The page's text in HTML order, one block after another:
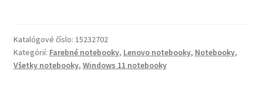
T14
Gen
1
Katalógové číslo: 15232702
Kategórií: Farebné notebooky, Lenovo notebooky, Notebooky,
Všetky notebooky, Windows 11 notebooky